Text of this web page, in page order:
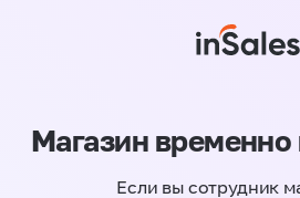
Магазин временно
Если вы сотрудник